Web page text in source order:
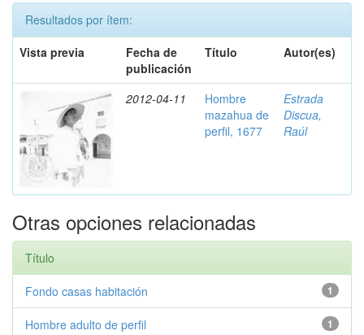
Resultados por ítem:
Vista previa
Fecha de
publicación
Título Autor(es)
2012-04-11
Hombre
mazahua de
perfil, 1677
Estrada
Discua,
Raúl
Otras opciones relacionadas
Título
1
Fondo casas habitación
1
Hombre adulto de perfil